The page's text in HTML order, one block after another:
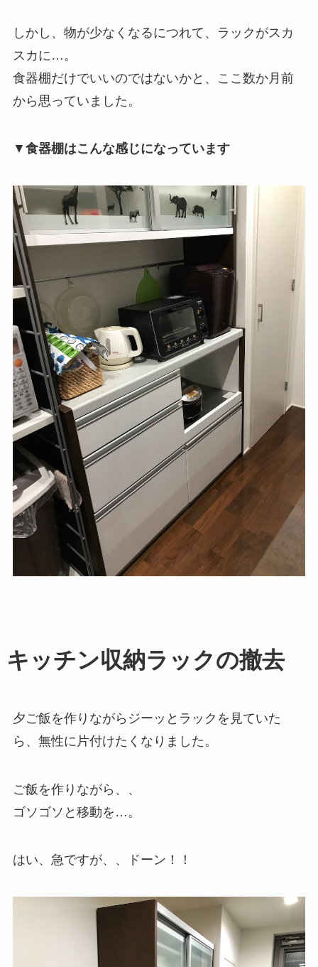
しかし、物が少なくなるにつれて、ラックがスカ
スカに…。
食器棚だけでいいのではないかと、ここ数か月前
から思っていました。
▼ 食器棚はこんな感じになっています
キッチン収納ラックの撤去
夕ご飯を作りながらジーッとラックを見ていた
ら、無性に片付けたくなりました。
ご飯を作りながら、、
ゴソゴソと移動を…。
はい、急ですが、、ドーン！！